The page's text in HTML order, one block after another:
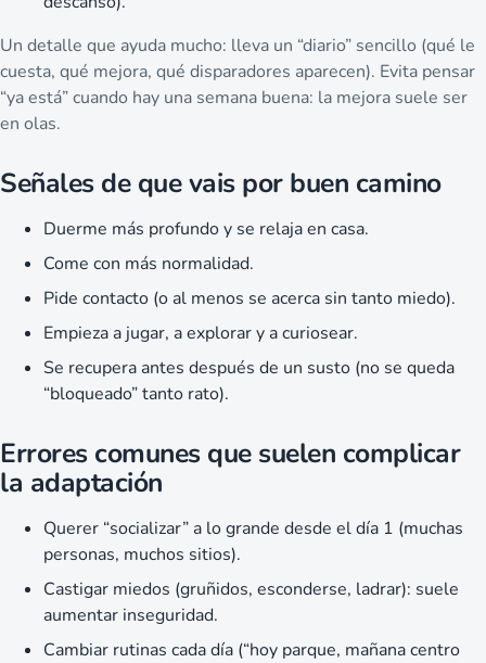
Un detalle que ayuda mucho: lleva un “diario” sencillo (qué le
cuesta, qué mejora, qué disparadores aparecen). Evita pensar
“ya está” cuando hay una semana buena: la mejora suele ser
en olas.
Señales de que vais por buen camino
Duerme más profundo y se relaja en casa.
Come con más normalidad.
Pide contacto (o al menos se acerca sin tanto miedo).
Empieza a jugar, a explorar y a curiosear.
Se recupera antes después de un susto (no se queda
“bloqueado” tanto rato).
Errores comunes que suelen complicar
la adaptación
Querer “socializar” a lo grande desde el día 1 (muchas
personas, muchos sitios).
Castigar miedos (gruñidos, esconderse, ladrar): suele
aumentar inseguridad.
Cambiar rutinas cada día (“hoy parque, mañana centro